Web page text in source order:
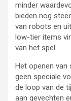
minder
bieden nog
van robots en
low-tier items
van het spel.
Het openen van
geen speciale
de loop van de
aan gevechten